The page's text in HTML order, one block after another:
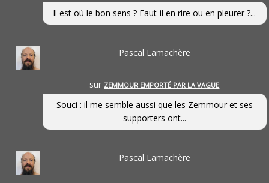
Il est où le bon sens ? Faut-il en rire ou en pleurer ?...
Pascal Lamachère
sur ZEMMOUR EMPORTÉ PAR LA VAGUE
Souci : il me semble aussi que les Zemmour et ses
supporters ont...
Pascal Lamachère